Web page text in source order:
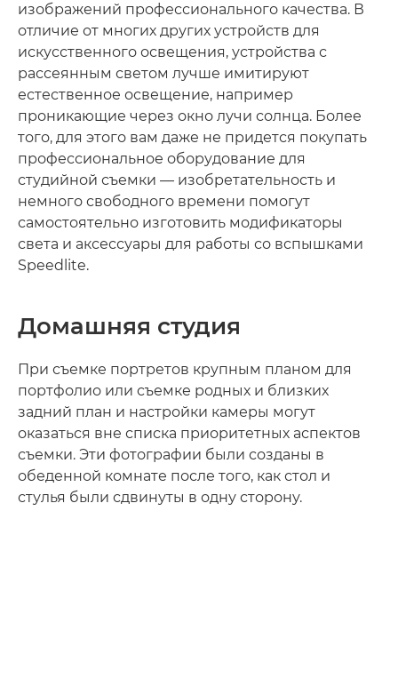
изображений профессионального качества. В
отличие от многих других устройств для
искусственного освещения, устройства с
рассеянным светом лучше имитируют
естественное освещение, например
проникающие через окно лучи солнца. Более
того, для этого вам даже не придется покупать
профессиональное оборудование для
студийной съемки — изобретательность и
немного свободного времени помогут
самостоятельно изготовить модификаторы
света и аксессуары для работы со вспышками
Speedlite.
Домашняя студия
При съемке портретов крупным планом для
портфолио или съемке родных и близких
задний план и настройки камеры могут
оказаться вне списка приоритетных аспектов
съемки. Эти фотографии были созданы в
обеденной комнате после того, как стол и
стулья были сдвинуты в одну сторону.